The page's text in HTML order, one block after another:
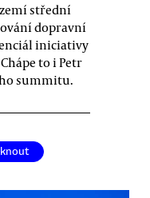
střední
dopravní
iniciativy
to i Petr
summitu.